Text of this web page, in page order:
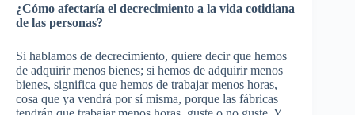
¿Cómo afectaría el decrecimiento a la vida cotidiana
de las personas?
Si hablamos de decrecimiento, quiere decir que hemos
de adquirir menos bienes; si hemos de adquirir menos
bienes, significa que hemos de trabajar menos horas,
cosa que ya vendrá por sí misma, porque las fábricas